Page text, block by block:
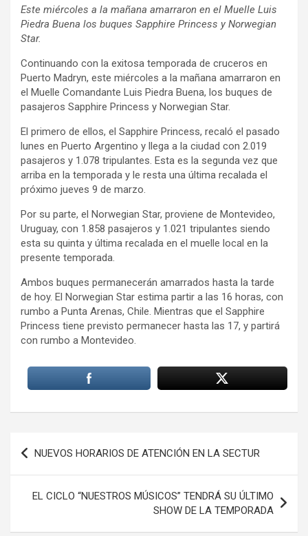
Este miércoles a la mañana amarraron en el Muelle Luis
Piedra Buena los buques Sapphire Princess y Norwegian
Star.
Continuando con la exitosa temporada de cruceros en
Puerto Madryn, este miércoles a la mañana amarraron en
el Muelle Comandante Luis Piedra Buena, los buques de
pasajeros Sapphire Princess y Norwegian Star.
El primero de ellos, el Sapphire Princess, recaló el pasado
lunes en Puerto Argentino y llega a la ciudad con 2.019
pasajeros y 1.078 tripulantes. Esta es la segunda vez que
arriba en la temporada y le resta una última recalada el
próximo jueves 9 de marzo.
Por su parte, el Norwegian Star, proviene de Montevideo,
Uruguay, con 1.858 pasajeros y 1.021 tripulantes siendo
esta su quinta y última recalada en el muelle local en la
presente temporada.
Ambos buques permanecerán amarrados hasta la tarde
de hoy. El Norwegian Star estima partir a las 16 horas, con
rumbo a Punta Arenas, Chile. Mientras que el Sapphire
Princess tiene previsto permanecer hasta las 17, y partirá
con rumbo a Montevideo.
Navegación
de
entradas
NUEVOS HORARIOS DE ATENCIÓN EN LA SECTUR
EL CICLO “NUESTROS MÚSICOS” TENDRÁ SU ÚLTIMO
SHOW DE LA TEMPORADA